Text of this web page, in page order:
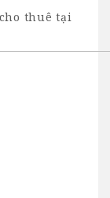
thuê tại